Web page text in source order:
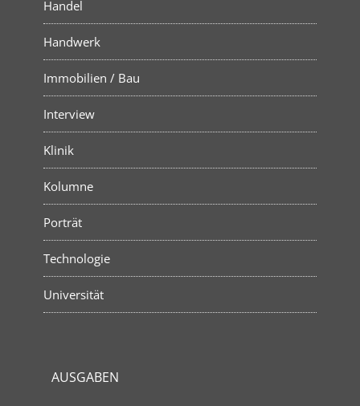
Handel
Handwerk
Immobilien / Bau
Interview
Klinik
Kolumne
Porträt
Technologie
Universität
AUSGABEN